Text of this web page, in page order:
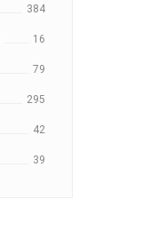
384
16
79
295
42
39